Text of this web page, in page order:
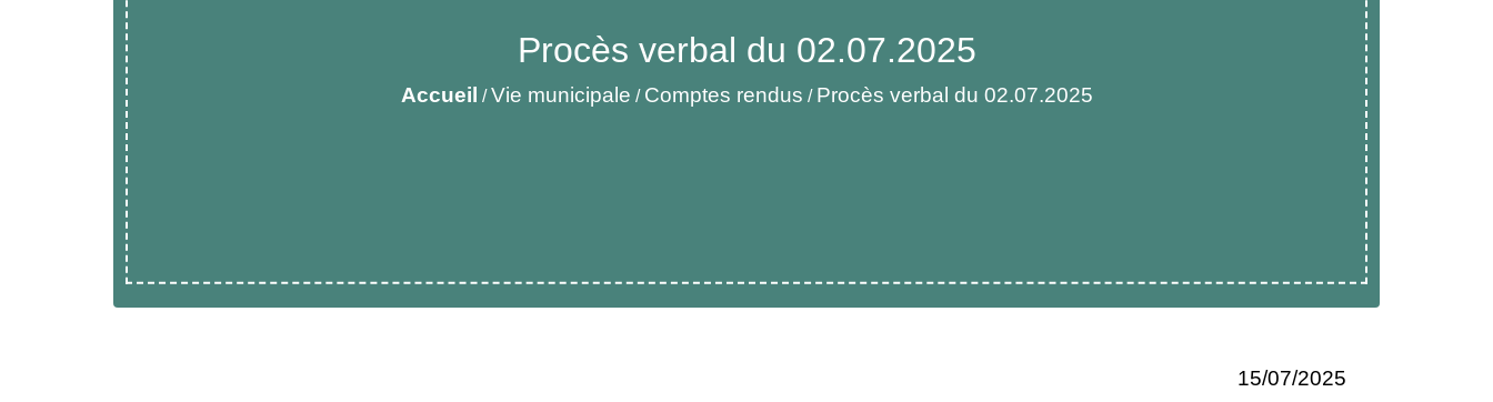
Procès verbal du 02.07.2025
Accueil /Vie municipale / Comptes rendus / Procès verbal du 02.07.2025
15/07/2025